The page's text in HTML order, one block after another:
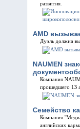
развития.
AMD
Дуэль должна
NAUMEN
Компания
прошедшего 13
Семейство
Компания
английских